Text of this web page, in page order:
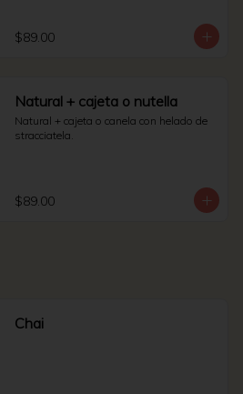
$89.00
Natural + cajeta o nutella
Natural + cajeta o canela con helado de
stracciatela.
$89.00
Chai